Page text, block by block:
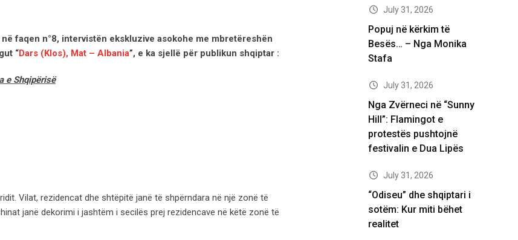
faqen n°8, intervistën ekskluzive asokohe me mbretëreshën
“Dars (Klos), Mat – Albania”, e ka sjellë për publikun shqiptar :
e Shqipërisë
Vilat, rezidencat dhe shtëpitë janë të shpërndara në një zonë të
janë dekorimi i jashtëm i secilës prej rezidencave në këtë zonë të
July 31, 2026
Popuj në kërkim të
Besës… – Nga Monika
Stafa
July 31, 2026
Nga Zvërneci në “Sunny
Hill”: Flamingot e
protestës pushtojnë
festivalin e Dua Lipës
July 31, 2026
“Odiseu” dhe shqiptari i
sotëm: Kur miti bëhet
realitet